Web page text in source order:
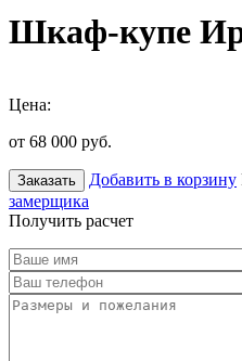
Шкаф-купе
Цена:
от 68 000 руб.
Заказать Добавить в корзину
замерщика
Получить расчет